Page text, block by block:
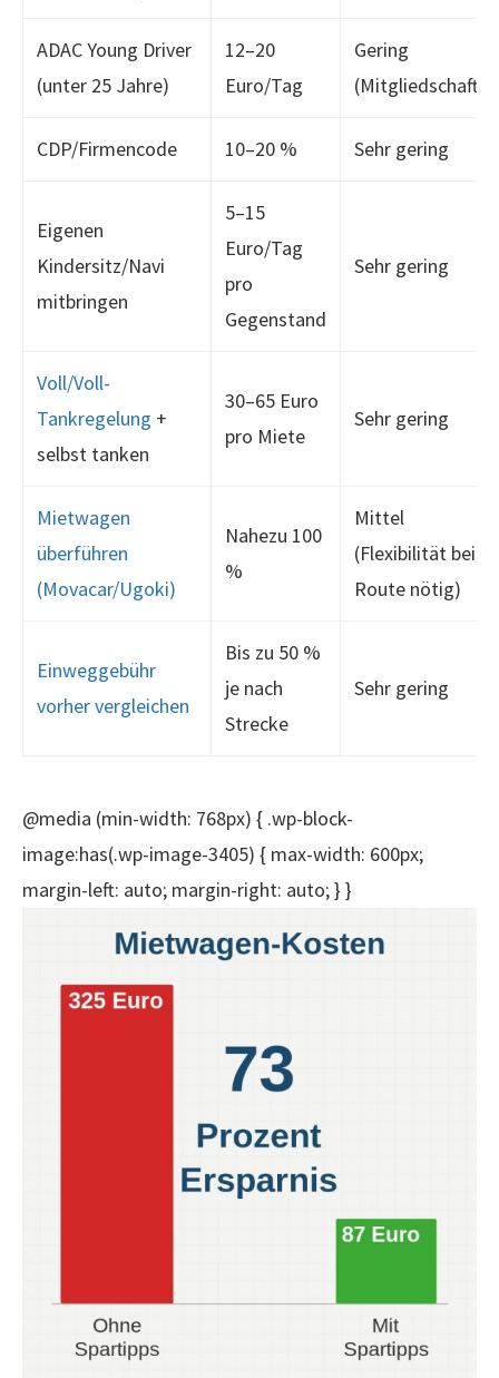
ADAC Young Driver
(unter 25 Jahre)
12–20
Euro/Tag
Gering
(Mitgliedschaft)
CDP/Firmencode 10–20 % Sehr gering
Eigenen
Kindersitz/Navi
mitbringen
5–15
Euro/Tag
pro
Gegenstand
Sehr gering
Voll/Voll-
Tankregelung +
selbst tanken
30–65 Euro
pro Miete
Sehr gering
Mietwagen
überführen
(Movacar/Ugoki)
Nahezu 100
%
Mittel
(Flexibilität bei
Route nötig)
Einweggebühr
vorher vergleichen
Bis zu 50 %
je nach
Strecke
Sehr gering
@media (min-width: 768px) { .wp-block-
image:has(.wp-image-3405) { max-width: 600px;
margin-left: auto; margin-right: auto; } }